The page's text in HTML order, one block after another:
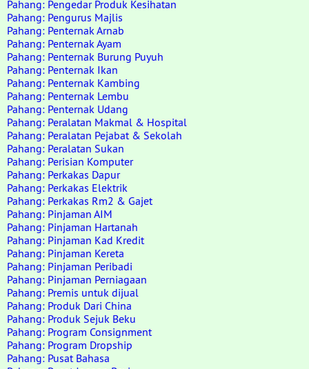
Pahang: Pengedar Produk Kesihatan
Pahang: Pengurus Majlis
Pahang: Penternak Arnab
Pahang: Penternak Ayam
Pahang: Penternak Burung Puyuh
Pahang: Penternak Ikan
Pahang: Penternak Kambing
Pahang: Penternak Lembu
Pahang: Penternak Udang
Pahang: Peralatan Makmal & Hospital
Pahang: Peralatan Pejabat & Sekolah
Pahang: Peralatan Sukan
Pahang: Perisian Komputer
Pahang: Perkakas Dapur
Pahang: Perkakas Elektrik
Pahang: Perkakas Rm2 & Gajet
Pahang: Pinjaman AIM
Pahang: Pinjaman Hartanah
Pahang: Pinjaman Kad Kredit
Pahang: Pinjaman Kereta
Pahang: Pinjaman Peribadi
Pahang: Pinjaman Perniagaan
Pahang: Premis untuk dijual
Pahang: Produk Dari China
Pahang: Produk Sejuk Beku
Pahang: Program Consignment
Pahang: Program Dropship
Pahang: Pusat Bahasa